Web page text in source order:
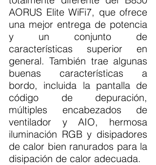
AORUS Elite WiFi7, que ofrece
una mejor entrega de potencia
y un conjunto de
características superior en
general. También trae algunas
buenas características a
bordo, incluida la pantalla de
código de depuración,
múltiples encabezados de
ventilador y AIO, hermosa
iluminación RGB y disipadores
de calor bien ranurados para la
disipación de calor adecuada.